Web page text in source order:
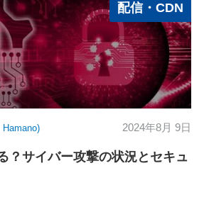
配信・CDN
2024年8月 9日
？サイバー攻撃の状況とセキュ